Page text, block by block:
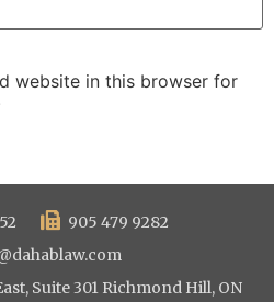
website in this browser for
905 479 9282
Suite 301 Richmond Hill, ON